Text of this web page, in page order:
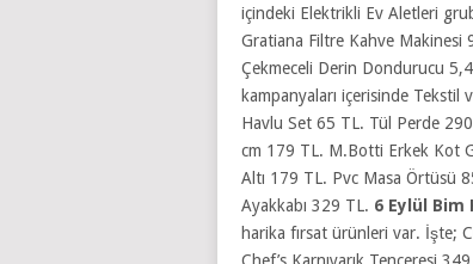
içindeki Elektrikli Ev Aletleri
Gratiana Filtre Kahve Makinesi
Çekmeceli Derin Dondurucu
kampanyaları içerisinde Tekstil
Havlu Set 65 TL. Tül Perde
cm 179 TL. M.Botti Erkek Kot
Altı 179 TL. Pvc Masa Örtüsü
Ayakkabı 329 TL. 6 Eylül Bim
harika fırsat ürünleri var. İşte;